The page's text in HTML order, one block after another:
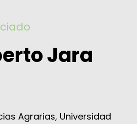
Jara
Agrarias, Universidad